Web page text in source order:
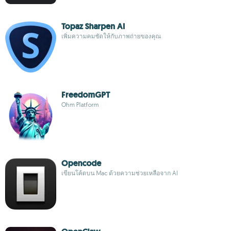
Topaz Sharpen AI
เพิ่มความคมชัดให้กับภาพถ่ายของคุณ
FreedomGPT
Ohm Platform
Opencode
เขียนโค้ดบน Mac ด้วยความช่วยเหลือจาก AI